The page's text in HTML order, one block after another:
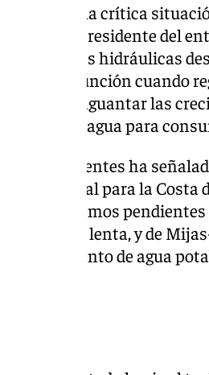
relación a la crítica
el presidente del
obras hidráulicas
doble función cuando
abajo al aguantar las
de agua para
obras pendientes ha
para la Costa
«Tenemos
demasiado lenta, y de
de agua